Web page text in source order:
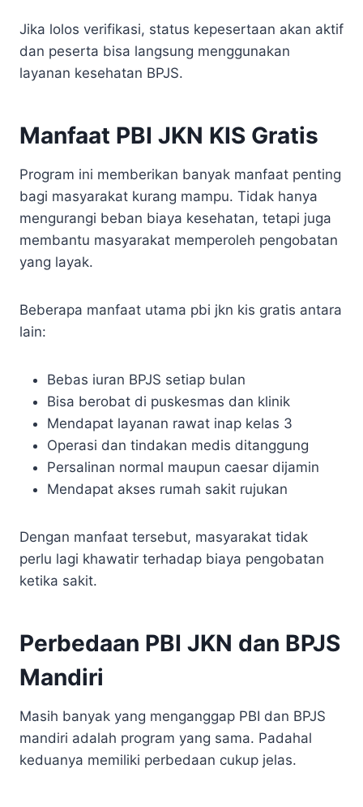
Jika lolos verifikasi, status kepesertaan akan aktif
dan peserta bisa langsung menggunakan
layanan kesehatan BPJS.
Manfaat PBI JKN KIS Gratis
Program ini memberikan banyak manfaat penting
bagi masyarakat kurang mampu. Tidak hanya
mengurangi beban biaya kesehatan, tetapi juga
membantu masyarakat memperoleh pengobatan
yang layak.
Beberapa manfaat utama pbi jkn kis gratis antara
lain:
Bebas iuran BPJS setiap bulan
Bisa berobat di puskesmas dan klinik
Mendapat layanan rawat inap kelas 3
Operasi dan tindakan medis ditanggung
Persalinan normal maupun caesar dijamin
Mendapat akses rumah sakit rujukan
Dengan manfaat tersebut, masyarakat tidak
perlu lagi khawatir terhadap biaya pengobatan
ketika sakit.
Perbedaan PBI JKN dan BPJS
Mandiri
Masih banyak yang menganggap PBI dan BPJS
mandiri adalah program yang sama. Padahal
keduanya memiliki perbedaan cukup jelas.